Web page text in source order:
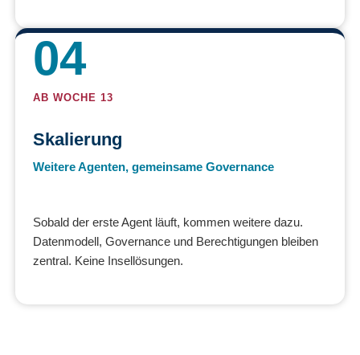
04
AB WOCHE 13
Skalierung
Weitere Agenten, gemeinsame Governance
Sobald der erste Agent läuft, kommen weitere dazu.
Datenmodell, Governance und Berechtigungen bleiben
zentral. Keine Insellösungen.